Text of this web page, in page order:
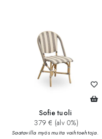
Sofie tuoli
379 € (alv 0%)
Saatavilla myös muita vaihtoehtoja.